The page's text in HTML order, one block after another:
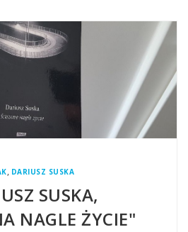
, DARIUSZ SUSKA
SUSKA,
NAGLE ŻYCIE"